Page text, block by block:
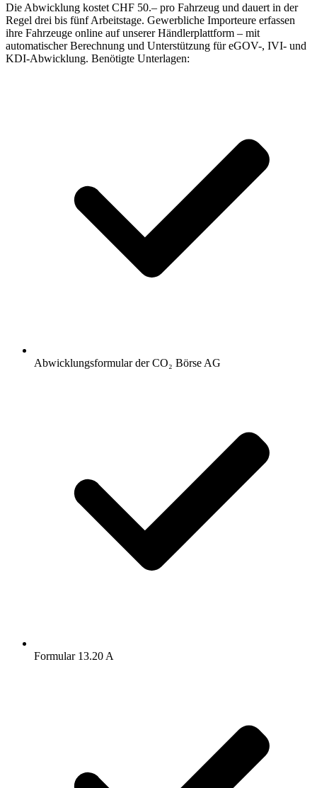
Die Abwicklung kostet CHF 50.– pro Fahrzeug und dauert in der
Regel drei bis fünf Arbeitstage. Gewerbliche Importeure erfassen
ihre Fahrzeuge online auf unserer Händlerplattform – mit
automatischer Berechnung und Unterstützung für eGOV-, IVI- und
KDI-Abwicklung. Benötigte Unterlagen:
Abwicklungsformular der CO₂ Börse AG
Formular 13.20 A